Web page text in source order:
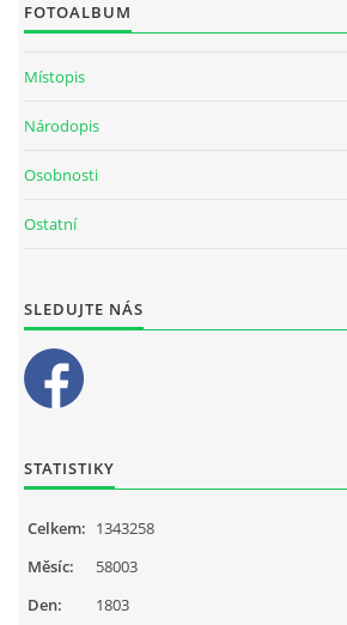
FOTOALBUM
Místopis
Národopis
Osobnosti
Ostatní
SLEDUJTE NÁS
STATISTIKY
Celkem: 1343258
Měsíc:
58003
Den:
1803